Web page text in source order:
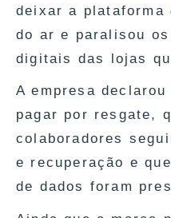
deixar a plataforma
do ar e paralisou
digitais das lojas
A empresa
pagar por resgate,
colaboradores
e recuperação e
de dados foram